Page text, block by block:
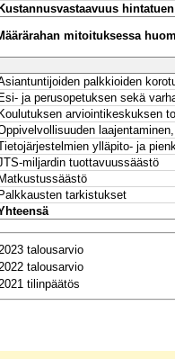
mitoituksessa
palkkioiden
Esi- ja perusopetuksen sekä
Koulutuksen arviointikeskuksen
ylläpito- ja
miljardin tuottavuussäästö
Matkustussäästö
Palkkausten tarkistukset
2023 talousarvio
2022 talousarvio
2021 tilinpäätös